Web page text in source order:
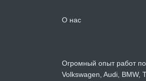
О нас
Огромный опыт работ
Volkswagen, Audi, BMW,